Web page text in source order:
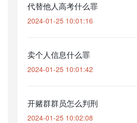
代替他人高考什么罪
2024-01-25 10:01:16
卖个人信息什么罪
2024-01-25 10:01:42
开赌群群员怎么判刑
2024-01-25 10:02:08